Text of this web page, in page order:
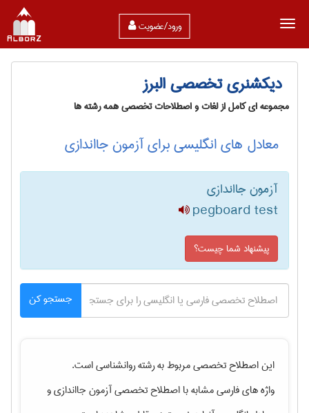
ورود/عضویت
دیکشنری تخصصی البرز
مجموعه ای کامل از لغات و اصطلاحات تخصصی همه رشته ها
معادل های انگلیسی برای آزمون جااندازی
آزمون جااندازی
pegboard test
پیشنهاد شما چیست؟
جستجو کن
این اصطلاح تخصصی مربوط به رشتهروانشناسیاست.
واژه های فارسی مشابه با اصطلاح تخصصیآزمون جااندازیو